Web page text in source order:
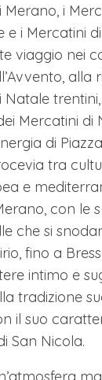
calore
l'arte
pura.
DI
nel
d’Oro a
e ultimo tuffo
di Natale di
Merano, i
e i Mercatini
viaggio nei
alla
Natale
Mercatini di
di
tra
e
con le
che si
fino a
intimo e
tradizione
il suo
San Nicola.